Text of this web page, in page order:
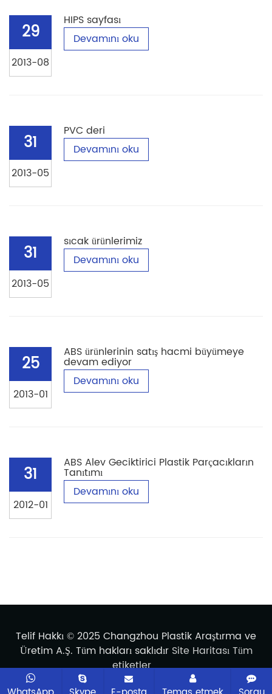
29
2013-08
HIPS sayfası
Devamını oku
31
2013-05
PVC deri
Devamını oku
31
2013-05
sıcak ürünlerimiz
Devamını oku
25
2013-01
ABS ürünlerinin satış hacmi büyümeye
devam ediyor
Devamını oku
31
2012-01
ABS Alev Geciktirici Plastik Parçacıkların
Tanıtımı
Devamını oku
Telif Hakkı © 2025 Changzhou Plastik Araştırma ve
Üretim A.Ş. Tüm hakları saklıdır Site Haritası Tüm
etiketler